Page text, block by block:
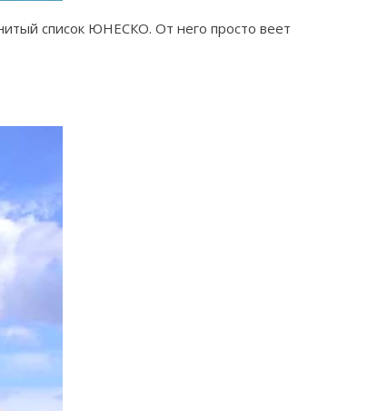
список ЮНЕСКО. От него просто веет